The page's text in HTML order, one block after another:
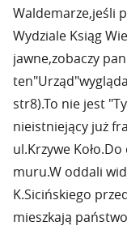
Waldemarze,jeśli
Wydziale Ksiąg
jawne,zobaczy
str8).To nie jest
nieistniejący już
ul.Krzywe
muru.W oddali
K.Sicińskiego
mieszkają